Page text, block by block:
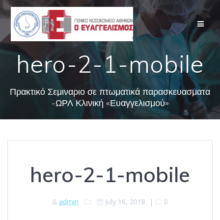
Skip
content
hero-2-1-mobile
Πρακτικό Σεμιναριο σε πτωματικά παρασκευασματα
-ΩΡΛ Κλινική «Ευαγγελισμού»
hero-2-1-mobile
admin July 16, 2018 | 0